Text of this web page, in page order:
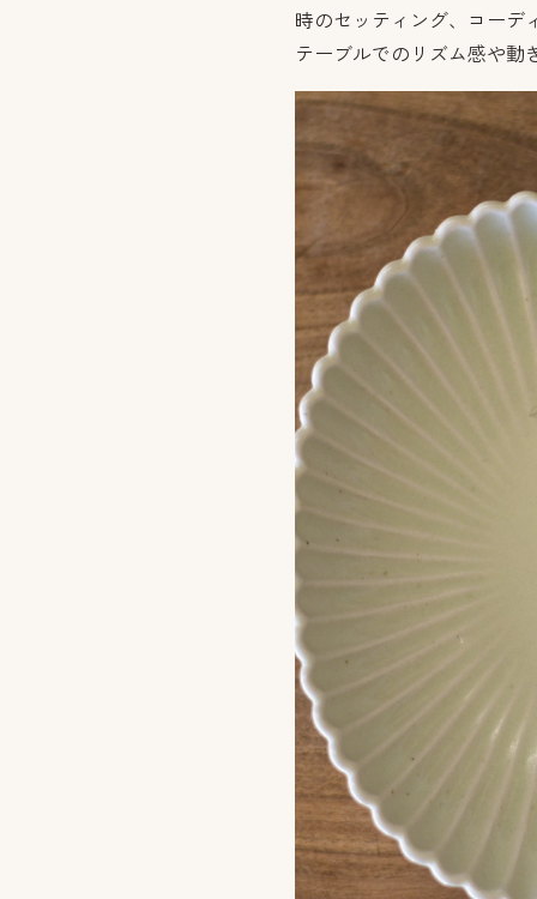
時のセッティング、コーデ
テーブルでのリズム感や動